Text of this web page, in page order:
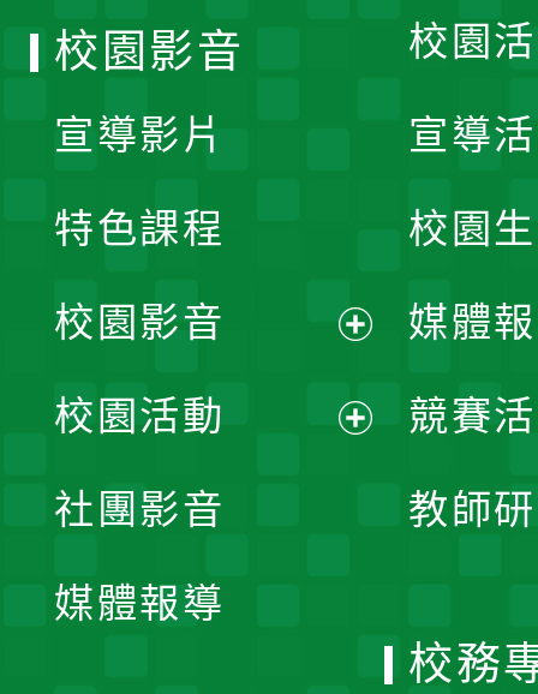
校園
宣導
校園
媒體
競賽
教師
校園影音
宣導影片
特色課程
校園影音
開
校園活動
社團影音
媒體報導
校務